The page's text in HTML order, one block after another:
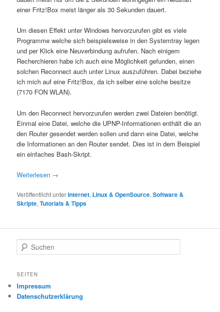
einer Fritz!Box meist länger als 30 Sekunden dauert.
Um diesen Effekt unter Windows hervorzurufen gibt es viele
Programme welche sich beispielsweise in den Systemtray legen
und per Klick eine Neuverbindung aufrufen. Nach einigem
Recherchieren habe ich auch eine Möglichkeit gefunden, einen
solchen Reconnect auch unter Linux auszuführen. Dabei beziehe
ich mich auf eine Fritz!Box, da ich selber eine solche besitze
(7170 FON WLAN).
Um den Reconnect hervorzurufen werden zwei Dateien benötigt.
Einmal eine Datei, welche die UPNP-Informationen enthält die an
den Router gesendet werden sollen und dann eine Datei, welche
die Informationen an den Router sendet. Dies ist in dem Beispiel
ein einfaches Bash-Skript.
Weiterlesen →
Veröffentlicht unterInternet, Linux & OpenSource,Software &
Skripte,Tutorials & Tipps
u
h
n
SEITEN
Impressum
Datenschutzerklärung